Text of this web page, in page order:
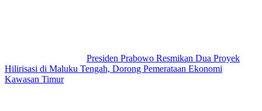
Presiden Prabowo Resmikan Dua Proyek
Hilirisasi di Maluku Tengah, Dorong Pemerataan Ekonomi
Kawasan Timur